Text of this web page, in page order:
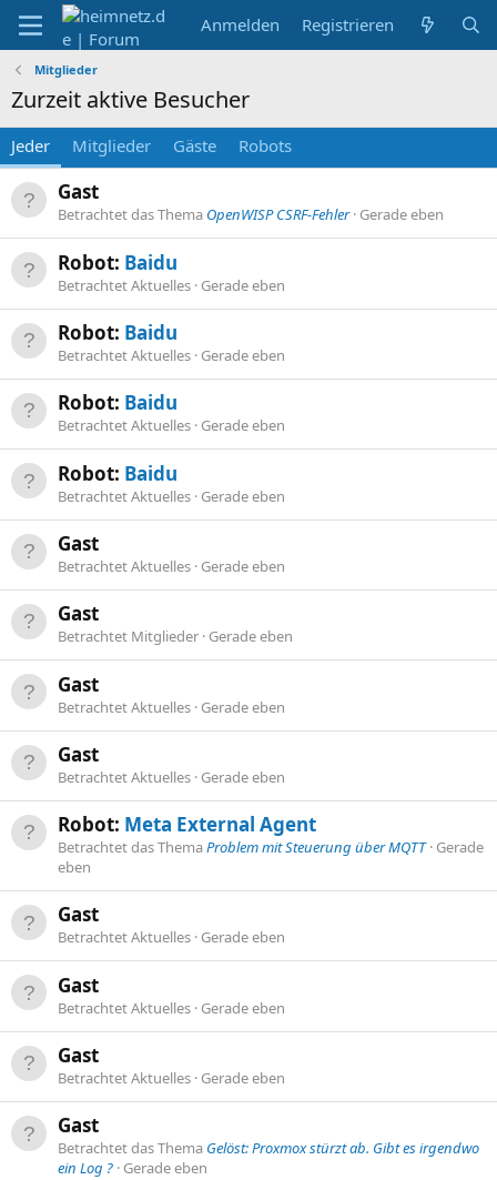
Anmelden Registrieren
Mitglieder
Zurzeit aktive Besucher
Jeder Mitglieder Gäste Robots
Gast
Betrachtet das Thema OpenWISP CSRF-Fehler Gerade eben
Robot: Baidu
Betrachtet Aktuelles Gerade eben
Robot: Baidu
Betrachtet Aktuelles Gerade eben
Robot: Baidu
Betrachtet Aktuelles Gerade eben
Robot: Baidu
Betrachtet Aktuelles Gerade eben
Gast
Betrachtet Aktuelles Gerade eben
Gast
Betrachtet Mitglieder Gerade eben
Gast
Betrachtet Aktuelles Gerade eben
Gast
Betrachtet Aktuelles Gerade eben
Robot: Meta External Agent
Betrachtet das ThemaProblem mit Steuerung über MQTT Gerade
eben
Gast
Betrachtet Aktuelles Gerade eben
Gast
Betrachtet Aktuelles Gerade eben
Gast
Betrachtet Aktuelles Gerade eben
Gast
Betrachtet das Thema Gelöst: Proxmox stürzt ab. Gibt es irgendwo
ein Log ? Gerade eben